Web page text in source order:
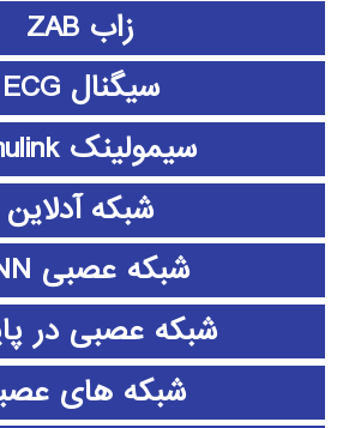
زاب ZAB
سیگنال ECG
سیمولینک simulink
شبکه آدلاین
شبکه عصبی CNN
شبکه عصبی در
شبکه های